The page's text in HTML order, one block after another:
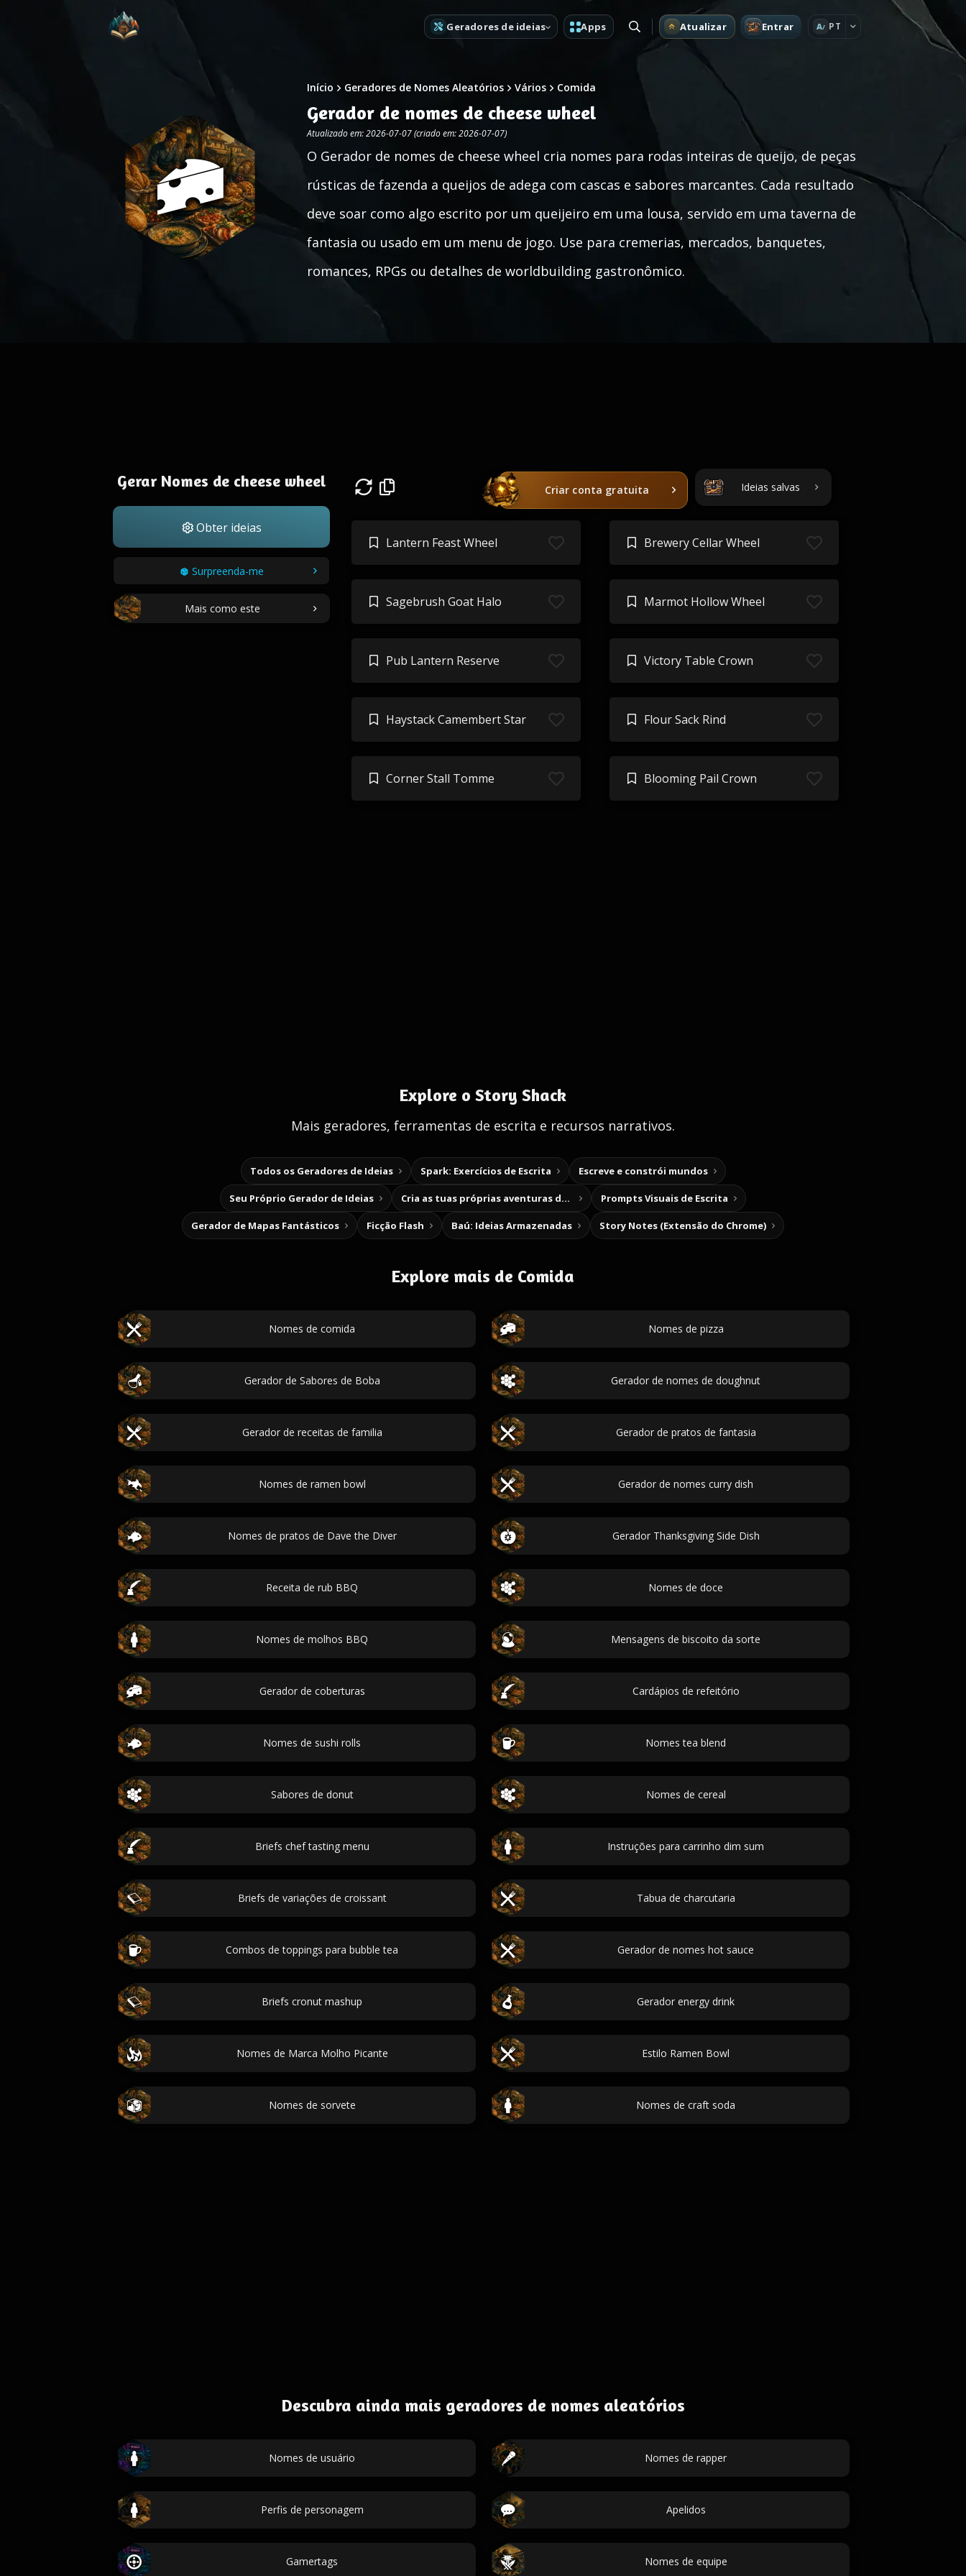
Geradores de ideias Apps Atualizar Entrar A PT
Início Geradores de Nomes Aleatórios Vários Comida
Gerador de nomes de cheese wheel
Atualizado em: 2026-07-07 (criado em: 2026-07-07)
O Gerador de nomes de cheese wheel cria nomes para rodas inteiras de queijo, de peças
rústicas de fazenda a queijos de adega com cascas e sabores marcantes. Cada resultado
deve soar como algo escrito por um queijeiro em uma lousa, servido em uma taverna de
fantasia ou usado em um menu de jogo. Use para cremerias, mercados, banquetes,
romances, RPGs ou detalhes de worldbuilding gastronômico.
Gerar Nomes de cheese wheel
Obter ideias
Surpreenda-me
Mais como este
Criar conta gratuita Ideias salvas
Lantern Feast Wheel Brewery Cellar Wheel
Sagebrush Goat Halo Marmot Hollow Wheel
Pub Lantern Reserve Victory Table Crown
Haystack Camembert Star Flour Sack Rind
Corner Stall Tomme Blooming Pail Crown
Explore o Story Shack
Mais geradores, ferramentas de escrita e recursos narrativos.
Todos os Geradores de Ideias Spark: Exercícios de Escrita Escreve e constrói mundos
Seu Próprio Gerador de Ideias Cria as tuas próprias aventuras de escolha Prompts Visuais de Escrita
Gerador de Mapas Fantásticos Ficção Flash Baú: Ideias Armazenadas Story Notes (Extensão do Chrome)
Explore mais de Comida
Nomes de comida Nomes de pizza
Gerador de Sabores de Boba Gerador de nomes de doughnut
Gerador de receitas de familia Gerador de pratos de fantasia
Nomes de ramen bowl Gerador de nomes curry dish
Nomes de pratos de Dave the Diver Gerador Thanksgiving Side Dish
Receita de rub BBQ Nomes de doce
Nomes de molhos BBQ Mensagens de biscoito da sorte
Gerador de coberturas Cardápios de refeitório
Nomes de sushi rolls Nomes tea blend
Sabores de donut Nomes de cereal
Briefs chef tasting menu Instruções para carrinho dim sum
Briefs de variações de croissant Tabua de charcutaria
Combos de toppings para bubble tea Gerador de nomes hot sauce
Briefs cronut mashup Gerador energy drink
Nomes de Marca Molho Picante Estilo Ramen Bowl
Nomes de sorvete Nomes de craft soda
Descubra ainda mais geradores de nomes aleatórios
Nomes de usuário Nomes de rapper
Perfis de personagem Apelidos
Gamertags Nomes de equipe